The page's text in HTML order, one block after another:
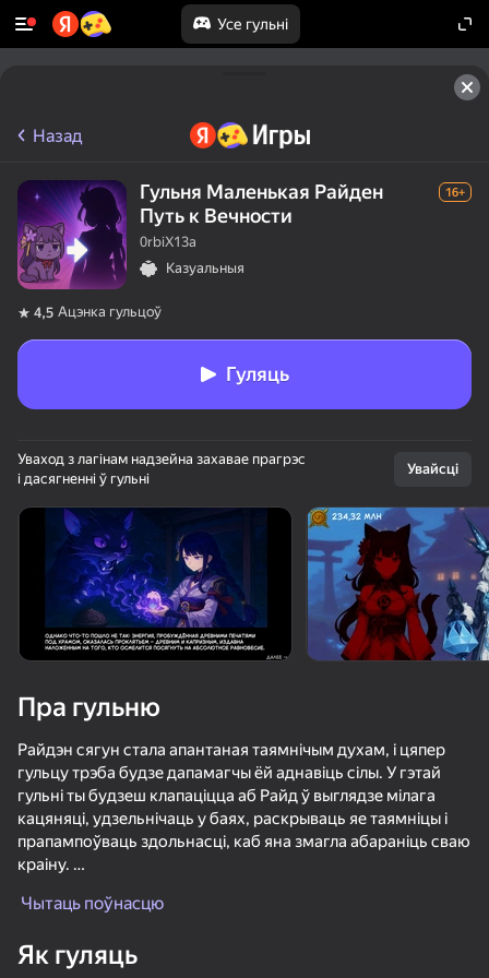
Усе гульні
Павярніце прыладу
Гульня працуе толькі ў гарызантальнай
арыентацыі
Назад
Гульня Маленькая Райден
Путь к Вечности
16+
0rbiX13a
Казуальныя
4,5 Ацэнка гульцоў
Гуляць
Уваход з лагінам надзейна захавае прагрэс
і дасягненні ў гульні
Увайсці
Пра гульню
Райдэн сягун стала апантаная таямнічым духам, і цяпер
гульцу трэба будзе дапамагчы ёй аднавіць сілы. У гэтай
гульні ты будзеш клапаціцца аб Райд ў выглядзе мілага
кацяняці, удзельнічаць у баях, раскрываць яе таямніцы і
прапампоўваць здольнасці, каб яна змагла абараніць сваю
краіну.
фінальнай сілы!
Genshin Impact, захапляльныя сюжэтныя павароты, бітвы -
Чытаць поўнасцю
Як гуляць